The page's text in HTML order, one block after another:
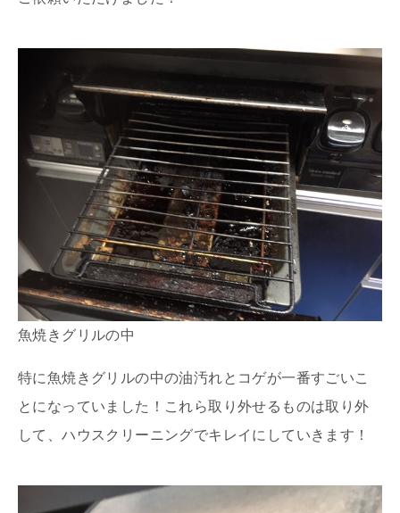
魚焼きグリルの中
特に魚焼きグリルの中の油汚れとコゲが一番すごいこ
とになっていました！これら取り外せるものは取り外
して、ハウスクリーニングでキレイにしていきます！